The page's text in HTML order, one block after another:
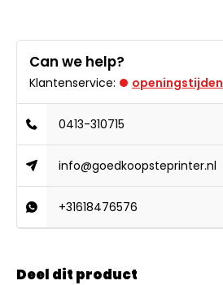
Can we help?
Klantenservice: openingstijden
0413-310715
info@goedkoopsteprinter.nl
+31618476576
Deel dit product